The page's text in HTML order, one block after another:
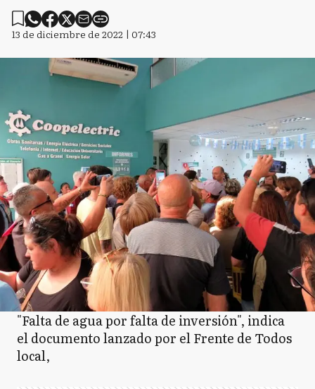
13 de diciembre de 2022 | 07:43
"Falta de agua por falta de inversión", indica
el documento lanzado por el Frente de Todos
local,